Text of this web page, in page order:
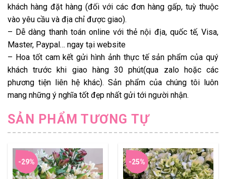
khách hàng đặt hàng (đối với các đơn hàng gấp, tuỳ thuộc
vào yêu cầu và địa chỉ được giao).
– Dễ dàng thanh toán online với thẻ nội địa, quốc tế, Visa,
Master, Paypal… ngay tại website
– Hoa tốt cam kết gửi hình ảnh thực tế sản phẩm của quý
khách trước khi giao hàng 30 phút(qua zalo hoặc các
phương tiện liên hệ khác). Sản phẩm của chúng tôi luôn
mang những ý nghĩa tốt đẹp nhất gửi tới người nhận.
SẢN PHẨM TƯƠNG TỰ
-29% -25%